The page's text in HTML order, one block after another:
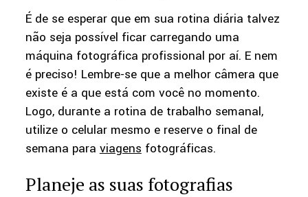
É de se esperar que em sua rotina diária talvez
não seja possível ficar carregando uma
máquina fotográfica profissional por aí. E nem
é preciso! Lembre-se que a melhor câmera que
existe é a que está com você no momento.
Logo, durante a rotina de trabalho semanal,
utilize o celular mesmo e reserve o final de
semana paraviagensfotográficas.
Planeje as suas fotografias